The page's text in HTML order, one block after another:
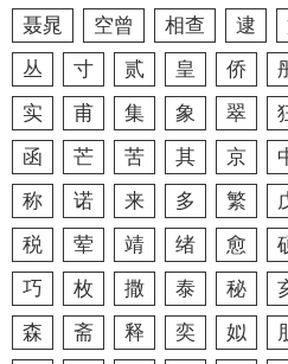
聂晁
空曾 相查 逮
丛
寸 贰 皇 侨
实
甫 集 象 翠
函
芒 苦 其 京
称
诺 来 多 繁
税
荤 靖 绪 愈
巧
枚 撒 泰 秘
森
斋 释 奕 姒